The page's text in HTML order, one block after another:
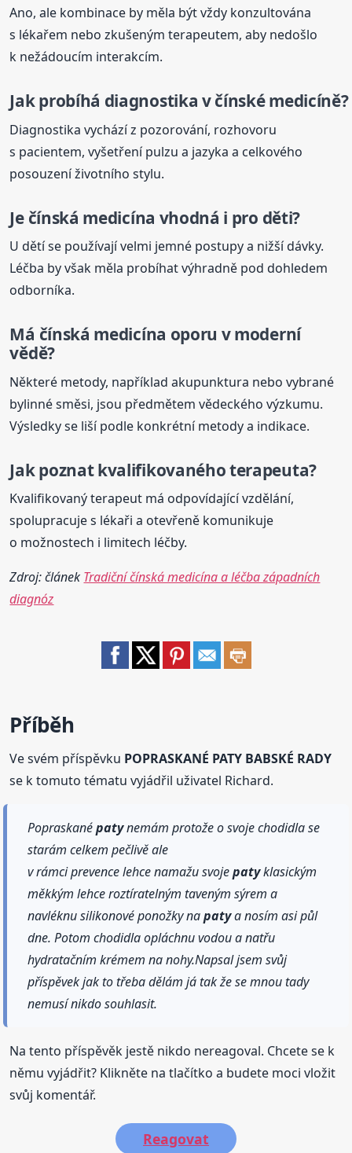
Ano, ale kombinace by měla být vždy konzultována
s lékařem nebo zkušeným terapeutem, aby nedošlo
k nežádoucím interakcím.
Jak probíhá diagnostika v čínské medicíně?
Diagnostika vychází z pozorování, rozhovoru
s pacientem, vyšetření pulzu a jazyka a celkového
posouzení životního stylu.
Je čínská medicína vhodná i pro děti?
U dětí se používají velmi jemné postupy a nižší dávky.
Léčba by však měla probíhat výhradně pod dohledem
odborníka.
Má čínská medicína oporu v moderní
vědě?
Některé metody, například akupunktura nebo vybrané
bylinné směsi, jsou předmětem vědeckého výzkumu.
Výsledky se liší podle konkrétní metody a indikace.
Jak poznat kvalifikovaného terapeuta?
Kvalifikovaný terapeut má odpovídající vzdělání,
spolupracuje s lékaři a otevřeně komunikuje
o možnostech i limitech léčby.
Zdroj: článek Tradiční čínská medicína a léčba západních
diagnóz
Příběh
Ve svém příspěvku POPRASKANÉ PATY BABSKÉ RADY
se k tomuto tématu vyjádřil uživatel Richard.
Popraskanépatynemám protože o svoje chodidla se
starám celkem pečlivě ale
v rámci prevence lehce namažu svojepatyklasickým
měkkým lehce roztíratelným taveným sýrem a
navléknu silikonové ponožky napatya nosím asi půl
dne. Potom chodidla opláchnu vodou a natřu
hydratačním krémem na nohy.Napsal jsem svůj
příspěvek jak to třeba dělám já tak že se mnou tady
nemusí nikdo souhlasit.
Na tento příspěvěk jestě nikdo nereagoval. Chcete se k
němu vyjádřit? Klikněte na tlačítko a budete moci vložit
svůj komentář.
Reagovat